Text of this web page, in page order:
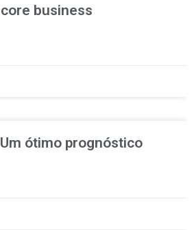
business
ótimo prognóstico